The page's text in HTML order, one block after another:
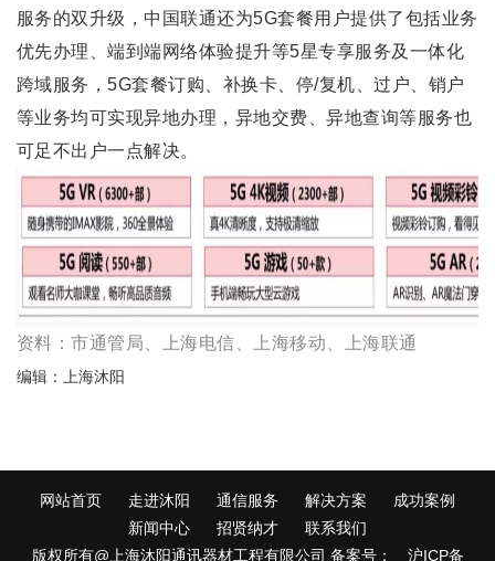
服务的双升级，中国联通还为5G套餐用户提供了包括业务
优先办理、端到端网络体验提升等5星专享服务及一体化
跨域服务，5G套餐订购、补换卡、停/复机、过户、销户
等业务均可实现异地办理，异地交费、异地查询等服务也
可足不出户一点解决。
资料：市通管局、上海电信、上海移动、上海联通
编辑：上海沐阳
网站首页 走进沐阳 通信服务 解决方案
成功案例
新闻中心
招贤纳才
联系我们
版权所有@上海沐阳通讯器材工程有限公司 备案号：
沪ICP备